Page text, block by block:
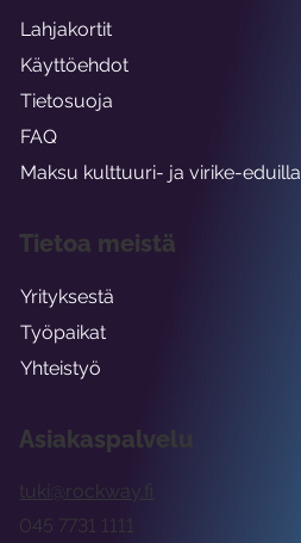
Asiakaspalvelu
tuki@rockway.fi
045 7731 1111
Lahjakortit
Käyttöehdot
Tietosuoja
FAQ
Maksu kulttuuri- ja virike-eduilla
Tietoa meistä
Yrityksestä
Työpaikat
Yhteistyö